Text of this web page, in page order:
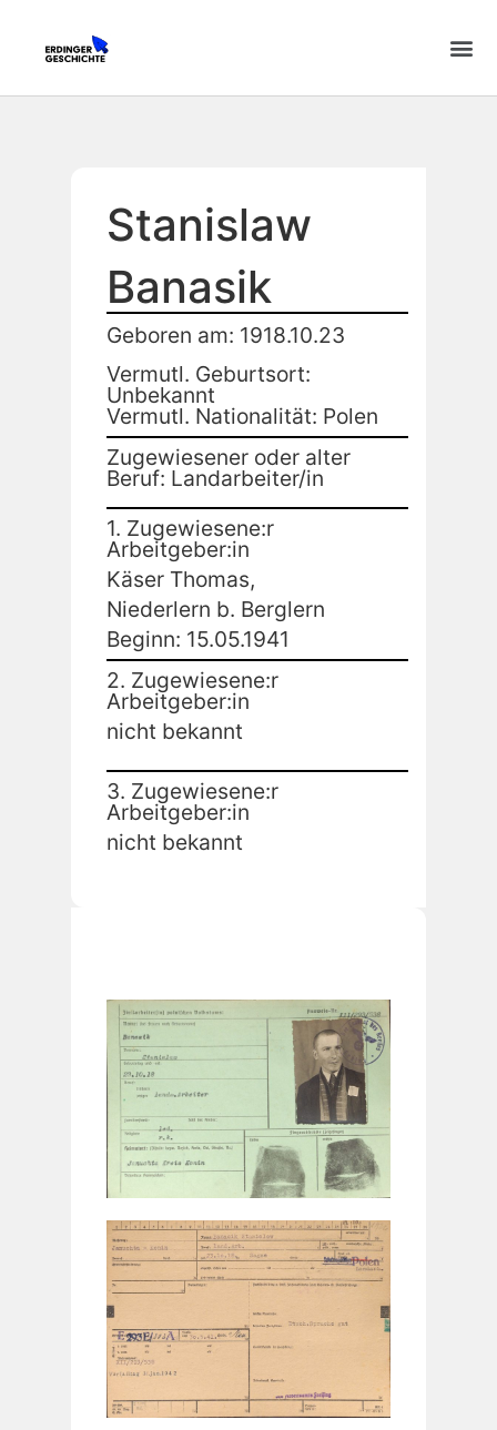
Stanislaw
Banasik
Geboren am: 1918.10.23
Vermutl. Geburtsort:
Unbekannt
Vermutl. Nationalität: Polen
Zugewiesener oder alter
Beruf: Landarbeiter/in
1. Zugewiesene:r
Arbeitgeber:in
Käser Thomas,
Niederlern b. Berglern
Beginn: 15.05.1941
2. Zugewiesene:r
Arbeitgeber:in
nicht bekannt
3. Zugewiesene:r
Arbeitgeber:in
nicht bekannt